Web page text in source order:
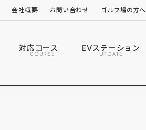
会社概要 お問い合わせ ゴルフ場の方へ
カートナビの
対応コース
COURSE
EVステーション
UPDATE